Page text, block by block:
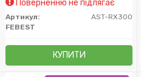
Поверненню не підлягає
Артикул:
AST-RX300
FEBEST
КУПИТИ